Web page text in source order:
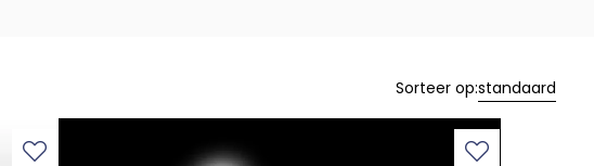
Sorteer op:standaard